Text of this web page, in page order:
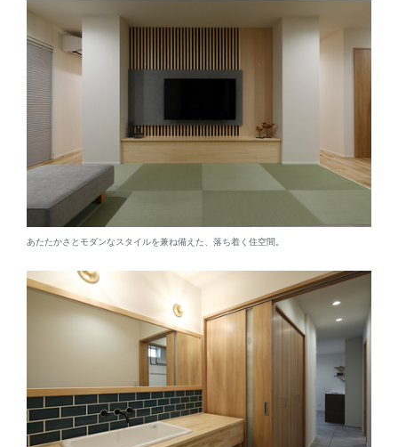
あたたかさとモダンなスタイルを兼ね備えた、落ち着く住空間。